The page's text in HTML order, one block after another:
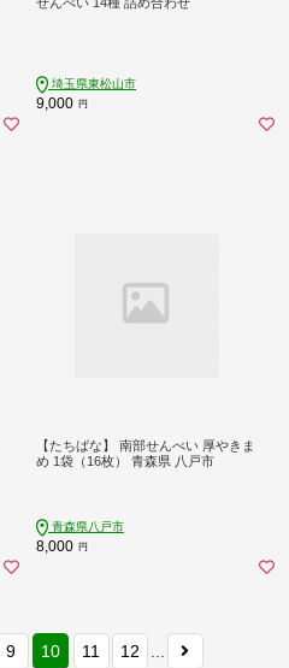
埼玉県東松山市
9,000 円
【たちばな】 南部せんべい 厚やきま
め 1袋（16枚） 青森県 八戸市
青森県八戸市
8,000 円
9 10 11 12